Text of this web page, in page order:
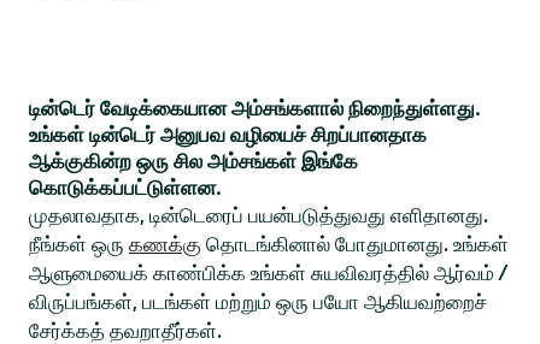
டின்டெர் வேடிக்கையான அம்சங்களால் நிறைந்துள்ளது.
உங்கள் டின்டெர் அனுபவ வழியைச் சிறப்பானதாக
ஆக்குகின்ற ஒரு சில அம்சங்கள் இங்கே
கொடுக்கப்பட்டுள்ளன.
முதலாவதாக, டின்டெரைப் பயன்படுத்துவது எளிதானது.
நீங்கள் ஒரு கணக்கு தொடங்கினால் போதுமானது. உங்கள்
ஆளுமையைக் காண்பிக்க உங்கள் சுயவிவரத்தில் ஆர்வம் /
விருப்பங்கள், படங்கள் மற்றும் ஒரு பயோ ஆகியவற்றைச்
சேர்க்கத் தவறாதீர்கள்.